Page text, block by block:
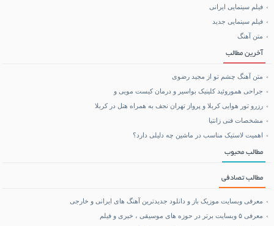
خرید بلیط هواپیما
بلیط هواپیما تهران مشهد
فیلم سینمایی ایرانی
فیلم سینمایی جدید
متن آهنگ
آخرین مطالب
متن آهنگ چشم تو از مجید رضوی
جراحی هموروئید کلینیک بواسیر و درمان کیست مویی و
رزرو تور هوایی کربلا و پرواز تهران نجف به همراه هتل در کربلا
مشخصات فنی زانتیا
اهمیت لاستیک مناسب در ماشین چه دلیلی دارد؟
مطالب محبوب
مطالب تصادفی
معرفی وبسایت موزیک باز و دانلود جدیدترین آهنگ های ایرانی و خارجی
معرفی ۵ وبسایت برتر در حوزه های موسیقی ، خبری و فیلم